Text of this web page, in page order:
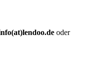
oder